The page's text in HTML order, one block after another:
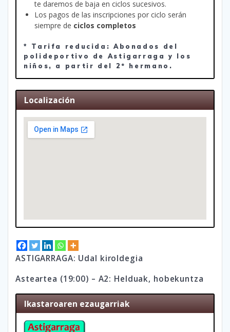
te daremos de baja en ciclos sucesivos.
Los pagos de las inscripciones por ciclo serán
siempre de ciclos completos
* Tarifa reducida: Abonados del
polideportivo de Astigarraga y los
niños, a partir del 2º hermano.
Localización
ASTIGARRAGA: Udal kiroldegia
Asteartea (19:00) – A2: Helduak, hobekuntza
Ikastaroaren ezaugarriak